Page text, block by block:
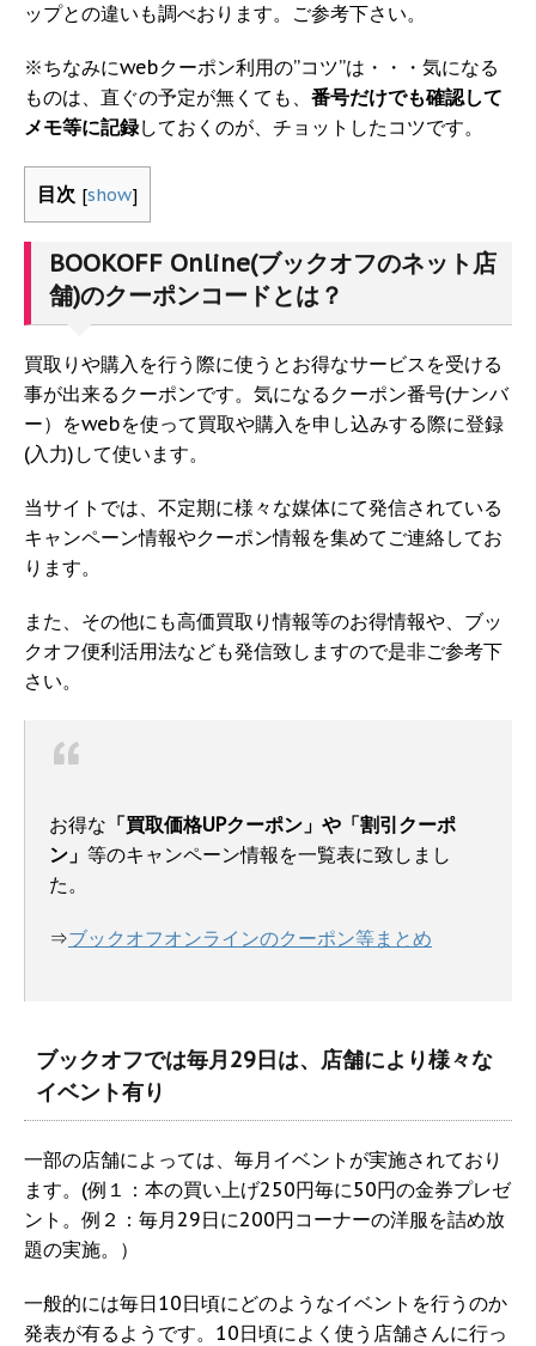
ップとの違いも調べおります。ご参考下さい。
※ちなみにwebクーポン利用の”コツ”は・・・気になる
ものは、直ぐの予定が無くても、 番号だけでも確認して
メモ等に記録しておくのが、チョットしたコツです。
目次 [show]
BOOKOFF Online(ブックオフのネット店
舗)のクーポンコードとは？
買取りや購入を行う際に使うとお得なサービスを受ける
事が出来るクーポンです。気になるクーポン番号(ナンバ
ー）をwebを使って買取や購入を申し込みする際に登録
(入力)して使います。
当サイトでは、不定期に様々な媒体にて発信されている
キャンペーン情報やクーポン情報を集めてご連絡してお
ります。
また、その他にも高価買取り情報等のお得情報や、ブッ
クオフ便利活用法なども発信致しますので是非ご参考下
さい。
お得な 「買取価格UPクーポン」や「割引クーポ
ン」 等のキャンペーン情報を一覧表に致しまし
た。
⇒ブックオフオンラインのクーポン等まとめ
ブックオフでは毎月29日は、店舗により様々な
イベント有り
一部の店舗によっては、毎月イベントが実施されており
ます。(例１：本の買い上げ250円毎に50円の金券プレゼ
ント。例２：毎月29日に200円コーナーの洋服を詰め放
題の実施。）
一般的には毎日10日頃にどのようなイベントを行うのか
発表が有るようです。10日頃によく使う店舗さんに行っ